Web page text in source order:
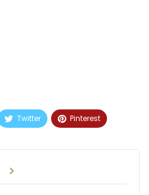
Twitter Pinterest